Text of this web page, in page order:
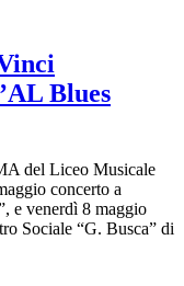
Blues
del Liceo Musicale
concerto a
e venerdì 8 maggio
Sociale “G. Busca” di